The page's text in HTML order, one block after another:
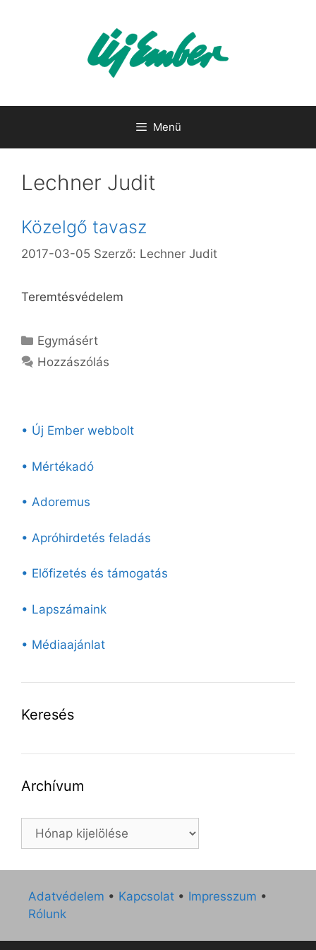
Menü
Lechner Judit
Közelgő tavasz
2017-03-05 Szerző: Lechner Judit
Teremtésvédelem
Kategória
Egymásért
Hozzászólás
• Új Ember webbolt
• Mértékadó
• Adoremus
• Apróhirdetés feladás
• Előfizetés és támogatás
• Lapszámaink
• Médiaajánlat
Keresés
Archívum
Archívum
Adatvédelem • Kapcsolat • Impresszum •
Rólunk